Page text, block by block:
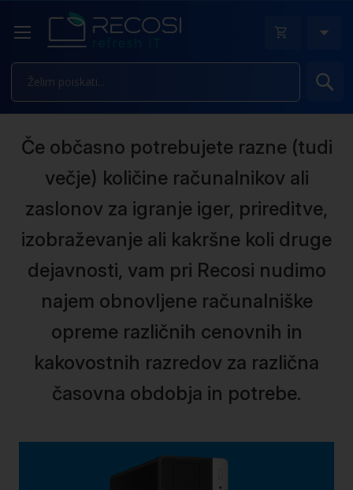
Če občasno potrebujete razne (tudi
večje) količine računalnikov ali
zaslonov za igranje iger, prireditve,
izobraževanje ali kakršne koli druge
dejavnosti, vam pri Recosi nudimo
najem obnovljene računalniške
opreme različnih cenovnih in
kakovostnih razredov za različna
časovna obdobja in potrebe.